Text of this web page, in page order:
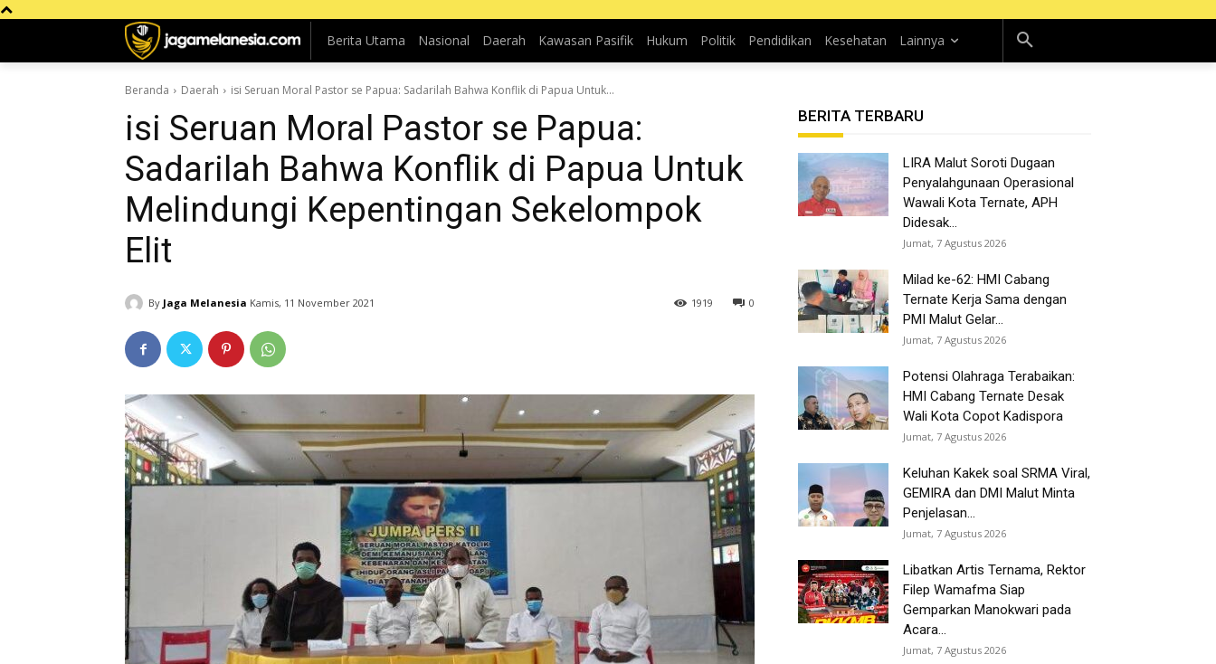
Berita Utama Nasional Daerah Kawasan Pasifik Hukum Politik Pendidikan Kesehatan Lainnya
Beranda Daerah isi Seruan Moral Pastor se Papua: Sadarilah Bahwa Konflik di Papua Untuk...
isi Seruan Moral Pastor se Papua:
Sadarilah Bahwa Konflik di Papua Untuk
Melindungi Kepentingan Sekelompok
Elit
By Jaga Melanesia Kamis, 11 November 2021 0
1919
BERITA TERBARU
LIRA Malut Soroti Dugaan
Penyalahgunaan Operasional
Wawali Kota Ternate, APH
Didesak...
Jumat, 7 Agustus 2026
Milad ke-62: HMI Cabang
Ternate Kerja Sama dengan
PMI Malut Gelar...
Jumat, 7 Agustus 2026
Potensi Olahraga Terabaikan:
HMI Cabang Ternate Desak
Wali Kota Copot Kadispora
Jumat, 7 Agustus 2026
Keluhan Kakek soal SRMA Viral,
GEMIRA dan DMI Malut Minta
Penjelasan...
Jumat, 7 Agustus 2026
Libatkan Artis Ternama, Rektor
Filep Wamafma Siap
Gemparkan Manokwari pada
Acara...
Jumat, 7 Agustus 2026